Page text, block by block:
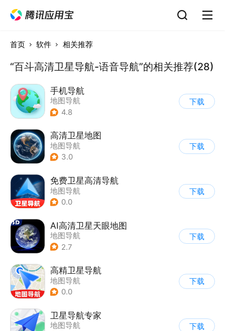
首页 软件 相关推荐
“百斗高清卫星导航-语音导航”的相关推荐(28)
手机导航
地图导航
4.8
下载
高清卫星地图
地图导航
3.0
下载
免费卫星高清导航
地图导航
0.0
下载
AI高清卫星天眼地图
地图导航
2.7
下载
高精卫星导航
地图导航
0.0
下载
卫星导航专家
地图导航
下载